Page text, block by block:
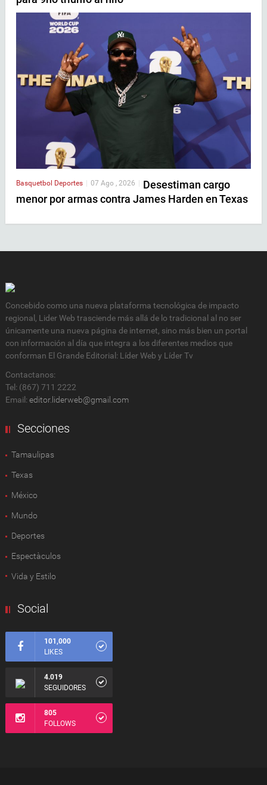
Basquetbol Deportes 07 Ago , 2026
Desestiman cargo
menor por armas contra James Harden en Texas
Concebido como una nueva plataforma tecnológica de impacto
regional, Lider Web trasciende más allá de lo tradicional al no ser
únicamente una nueva página de internet, sino más bien un portal
con información al día que integra a los diferentes medios que
conforman El Grande Editorial: Líder Web y Líder Tv
Contactanos:
Tel: (867) 711 2222
Email: editor.liderweb@gmail.com
Secciones
Tamaulipas
Texas
México
Mundo
Deportes
Espectàculos
Vida y Estilo
Social
101,000
LIKES
4.019
SEGUIDORES
805
FOLLOWS